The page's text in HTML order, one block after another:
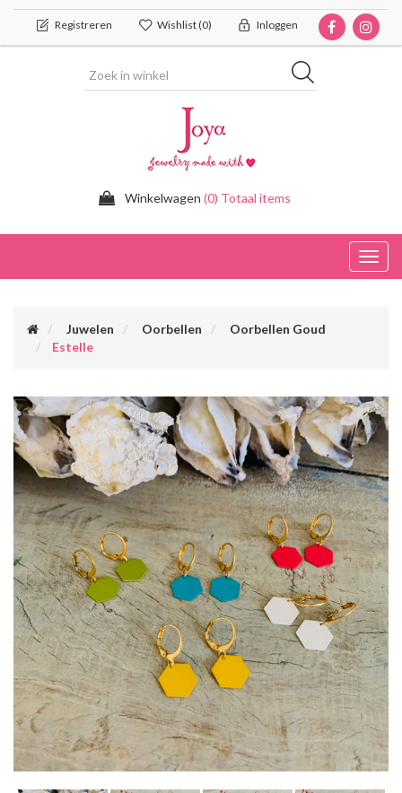
Registreren Wishlist(0) Inloggen
Winkelwagen (0) Totaal items
Juwelen Oorbellen
Oorbellen Goud
Estelle